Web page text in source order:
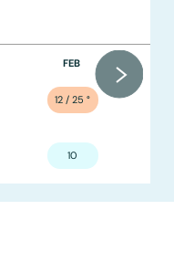
FEB
12 / 25 °
10